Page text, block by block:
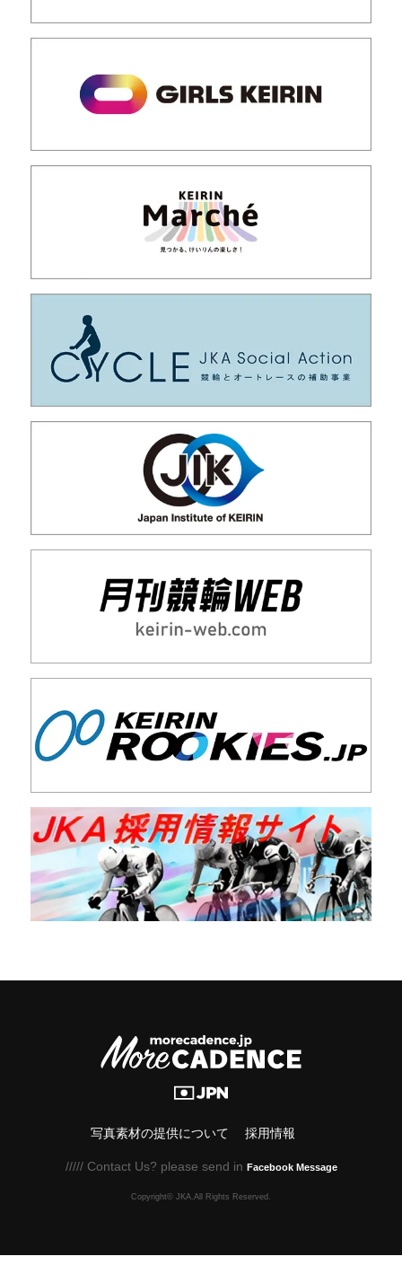
写真素材の提供について 採用情報
///// Contact Us? please send in Facebook Message
Copyright© JKA.All Rights Reserved.